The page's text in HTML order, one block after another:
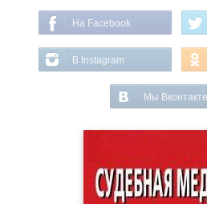
На Facebook
В Instagram
Мы Вконтакте